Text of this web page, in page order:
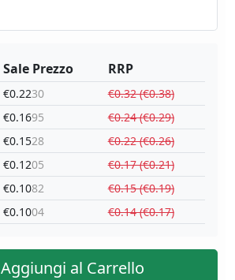
Sale Prezzo
€0.2230
€0.1695
€0.1528
€0.1205
€0.1082
€0.1004
RRP
€0.32 (€0.38)
€0.24 (€0.29)
€0.22 (€0.26)
€0.17 (€0.21)
€0.15 (€0.19)
€0.14 (€0.17)
Aggiungi al Carrello